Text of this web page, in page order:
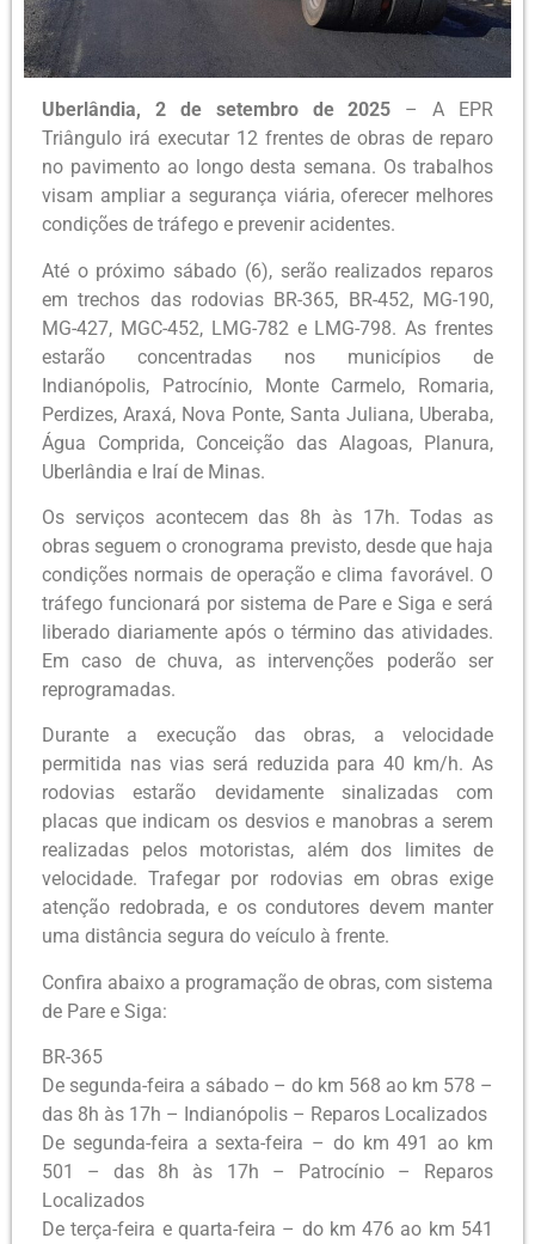
Uberlândia, 2 de setembro de 2025 – A EPR
Triângulo irá executar 12 frentes de obras de reparo
no pavimento ao longo desta semana. Os trabalhos
visam ampliar a segurança viária, oferecer melhores
condições de tráfego e prevenir acidentes.
Até o próximo sábado (6), serão realizados reparos
em trechos das rodovias BR-365, BR-452, MG-190,
MG-427, MGC-452, LMG-782 e LMG-798. As frentes
estarão concentradas nos municípios de
Indianópolis, Patrocínio, Monte Carmelo, Romaria,
Perdizes, Araxá, Nova Ponte, Santa Juliana, Uberaba,
Água Comprida, Conceição das Alagoas, Planura,
Uberlândia e Iraí de Minas.
Os serviços acontecem das 8h às 17h. Todas as
obras seguem o cronograma previsto, desde que haja
condições normais de operação e clima favorável. O
tráfego funcionará por sistema de Pare e Siga e será
liberado diariamente após o término das atividades.
Em caso de chuva, as intervenções poderão ser
reprogramadas.
Durante a execução das obras, a velocidade
permitida nas vias será reduzida para 40 km/h. As
rodovias estarão devidamente sinalizadas com
placas que indicam os desvios e manobras a serem
realizadas pelos motoristas, além dos limites de
velocidade. Trafegar por rodovias em obras exige
atenção redobrada, e os condutores devem manter
uma distância segura do veículo à frente.
Confira abaixo a programação de obras, com sistema
de Pare e Siga:
BR-365
De segunda-feira a sábado – do km 568 ao km 578 –
das 8h às 17h – Indianópolis – Reparos Localizados
De segunda-feira a sexta-feira – do km 491 ao km
501 – das 8h às 17h – Patrocínio – Reparos
Localizados
De terça-feira e quarta-feira – do km 476 ao km 541